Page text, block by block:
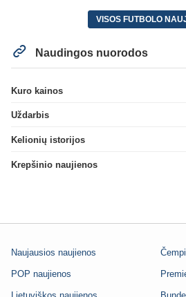
VISOS FUTBOLO
Naudingos nuorodos
Kuro kainos
Uždarbis
Kelionių istorijos
Krepšinio naujienos
Naujausios naujienos
POP naujienos